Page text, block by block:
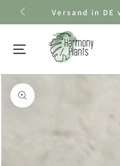
Zum Inhalt
springenVersand in DE
Zu den
springen